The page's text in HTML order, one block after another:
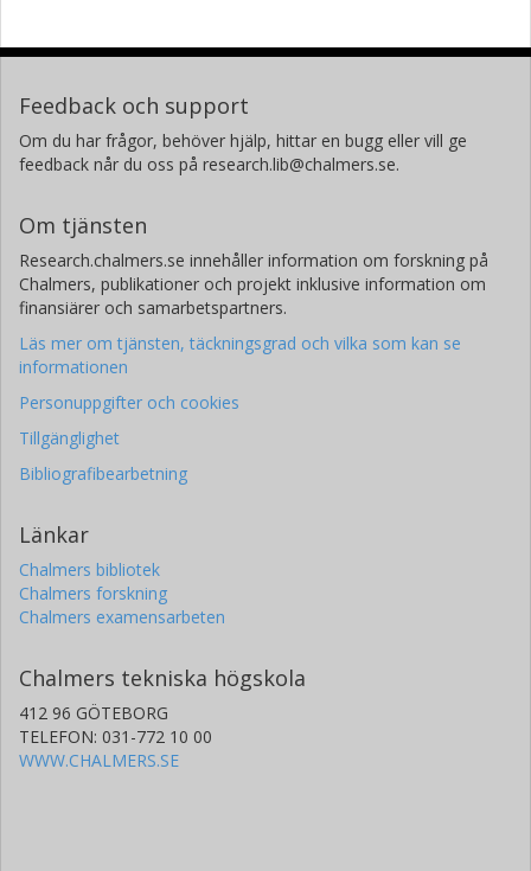
Feedback och support
Om du har frågor, behöver hjälp, hittar en bugg eller vill ge
feedback når du oss på research.lib@chalmers.se.
Om tjänsten
Research.chalmers.se innehåller information om forskning på
Chalmers, publikationer och projekt inklusive information om
finansiärer och samarbetspartners.
Läs mer om tjänsten, täckningsgrad och vilka som kan se
informationen
Personuppgifter och cookies
Tillgänglighet
Bibliografibearbetning
Länkar
Chalmers bibliotek
Chalmers forskning
Chalmers examensarbeten
Chalmers tekniska högskola
412 96 GÖTEBORG
TELEFON: 031-772 10 00
WWW.CHALMERS.SE